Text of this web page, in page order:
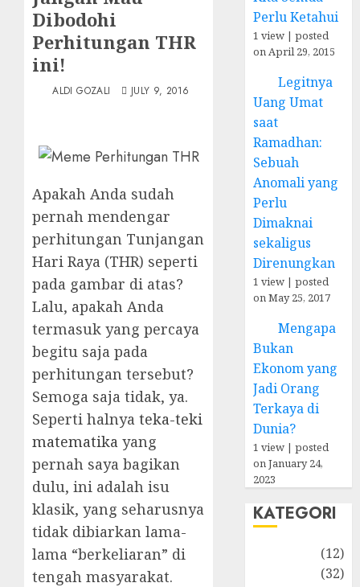
Dibodohi
Perhitungan THR
ini!
ALDI GOZALI JULY 9, 2016
Apakah Anda sudah
pernah mendengar
perhitungan Tunjangan
Hari Raya (THR) seperti
pada gambar di atas?
Lalu, apakah Anda
termasuk yang percaya
begitu saja pada
perhitungan tersebut?
Semoga saja tidak, ya.
Seperti halnya teka-teki
matematika yang
pernah saya bagikan
dulu, ini adalah isu
klasik, yang seharusnya
tidak dibiarkan lama-
lama “berkeliaran” di
tengah masyarakat.
Perlu Ketahui
1 view |posted
on April 29, 2015
Legitnya
Uang Umat
saat
Ramadhan:
Sebuah
Anomali yang
Perlu
Dimaknai
sekaligus
Direnungkan
1 view |posted
on May 25, 2017
Mengapa
Bukan
Ekonom yang
Jadi Orang
Terkaya di
Dunia?
1 view |posted
on January 24,
2023
KATEGORI
(12)
(32)